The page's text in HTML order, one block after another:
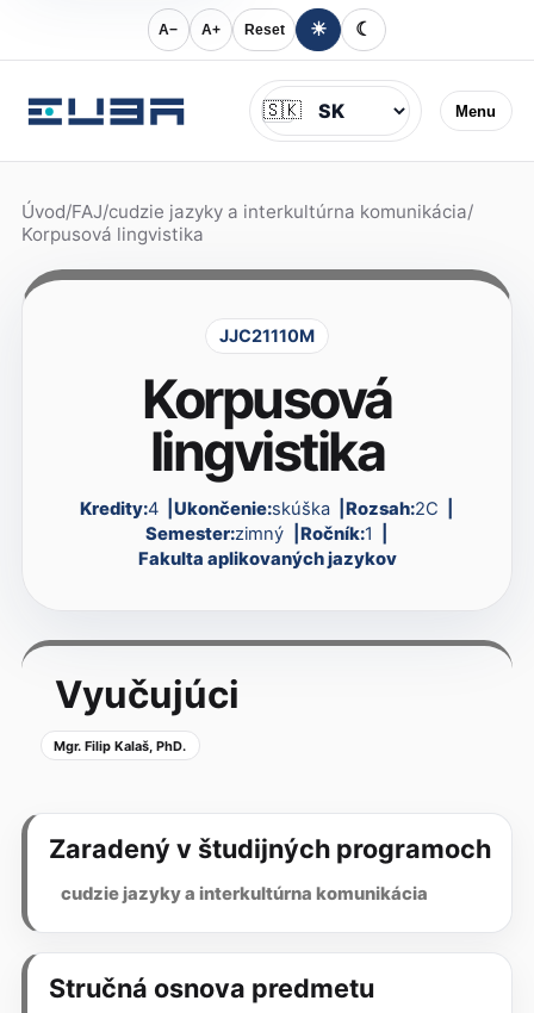
A− A+ Reset ☀ ☾
Menu
Jazyk
🇸🇰
Úvod/FAJ/cudzie jazyky a interkultúrna komunikácia/
Korpusová lingvistika
JJC21110M
Korpusová
lingvistika
Kredity:4 Ukončenie:skúška Rozsah:2C
Semester:zimný Ročník:1
Fakulta aplikovaných jazykov
Vyučujúci
Mgr. Filip Kalaš, PhD.
Zaradený v študijných programoch
cudzie jazyky a interkultúrna komunikácia
Stručná osnova predmetu